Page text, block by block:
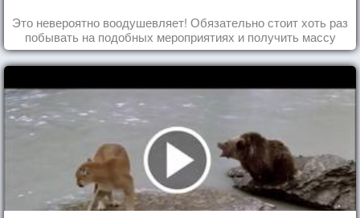
Это невероятно воодушевляет! Обязательно стоит хоть раз
побывать на подобных мероприятиях и получить массу
впечатлений!